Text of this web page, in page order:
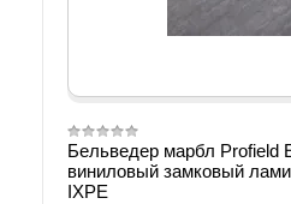
Бельведер марбл Profield
виниловый замковый
IXPE